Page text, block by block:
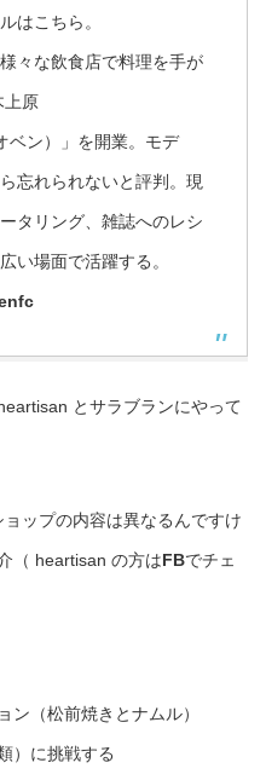
はこちら。
々な飲食店で料理を手が
上原
ベン）」を開業。モデ
忘れられないと評判。現
タリング、雑誌へのレシ
い場面で活躍する。
とサラブランにやって
ップの内容は異なるんですけ
（ heartisan の方はFBでチェ
（松前焼きとナムル）
）に挑戦する